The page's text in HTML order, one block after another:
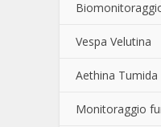
Vespa Velutina
Aethina Tumida
Monitoraggio